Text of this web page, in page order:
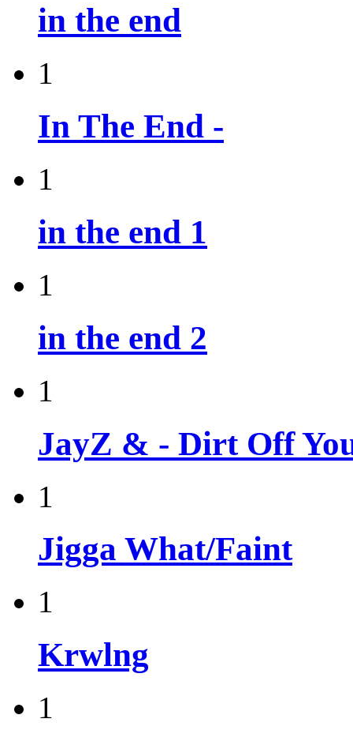
in the end
1
In The End -
1
in the end 1
1
in the end 2
1
JayZ & - Dirt Off
1
Jigga What/Faint
1
Krwlng
1